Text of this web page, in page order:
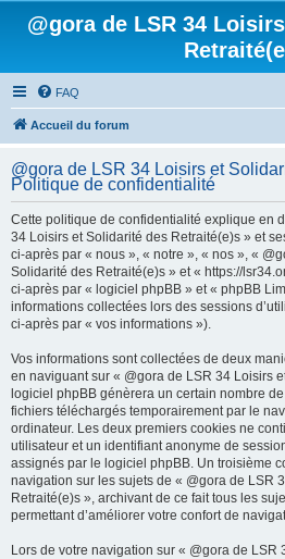
@gora de LSR 34
FAQ
Accueil du forum
@gora de LSR 34 Loisirs et
Politique de confidentialité
Cette politique de confidentialité explique en
34 Loisirs et Solidarité des Retraité(e)s » et
ci-après par « nous », « notre », « nos », «
Solidarité des Retraité(e)s » et « https://
ci-après par « logiciel phpBB » et « phpBB
informations collectées lors des sessions
ci-après par « vos informations »).
Vos informations sont collectées de deux
en naviguant sur « @gora de LSR 34 Loisirs
logiciel phpBB génèrera un certain nombre
fichiers téléchargés temporairement par le
ordinateur. Les deux premiers cookies ne
utilisateur et un identifiant anonyme de
assignés par le logiciel phpBB. Un troisième
navigation sur les sujets de « @gora de LSR
Retraité(e)s », archivant de ce fait tous les
permettant d’améliorer votre confort de
Lors de votre navigation sur « @gora de LSR